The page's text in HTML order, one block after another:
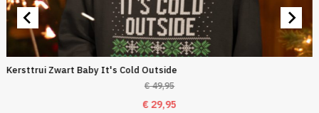
Kersttrui Zwart Baby It's Cold Outside
€49,95
Oorspronkelijke
€29,95